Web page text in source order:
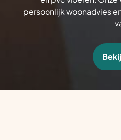
persoonlijk woonadvies